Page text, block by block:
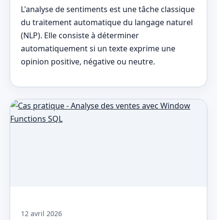
L'analyse de sentiments est une tâche classique
du traitement automatique du langage naturel
(NLP). Elle consiste à déterminer
automatiquement si un texte exprime une
opinion positive, négative ou neutre.
12 avril 2026